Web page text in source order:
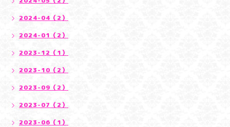
2024-04（2）
2024-01（2）
2023-12（1）
2023-10（2）
2023-09（2）
2023-07（2）
2023-06（1）